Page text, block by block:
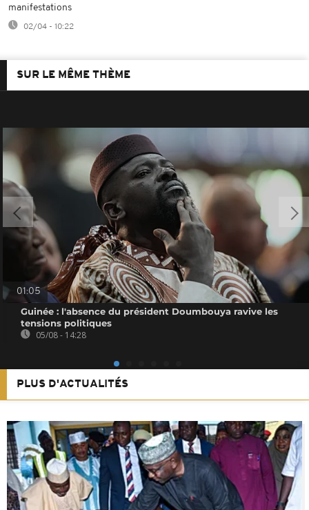
manifestations
02/04 - 10:22
SUR LE MÊME THÈME
01:05
Guinée : l'absence du président Doumbouya ravive les
tensions politiques
05/08 - 14:28
PLUS D'ACTUALITÉS